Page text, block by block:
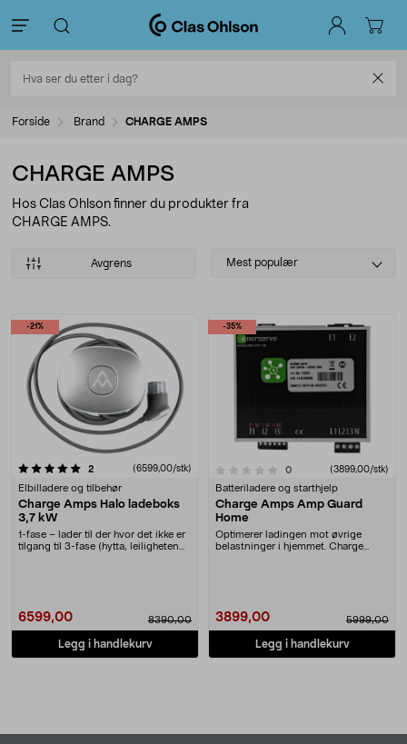
Forside Brand CHARGE AMPS
CHARGE AMPS
Hos Clas Ohlson finner du produkter fra
CHARGE AMPS.
Avgrens
Select
Mest populær
Produkter
-21%
2anmeldelser(6599,00/stk)
Elbilladere og tilbehør
Charge Amps Halo ladeboks
3,7 kW
1-fase – lader til der hvor det ikke er
tilgang til 3-fase (hytta, leiligheten
6599,00 8390,00
Legg i handlekurv
-35%
0.0 av 5 stjerner 0anmeldelser(3899,00/stk)
Batteriladere og starthjelp
Charge Amps Amp Guard
Home
Optimerer ladingen mot øvrige
belastninger i hjemmet. Charge
3899,00 5999,00
Legg i handlekurv